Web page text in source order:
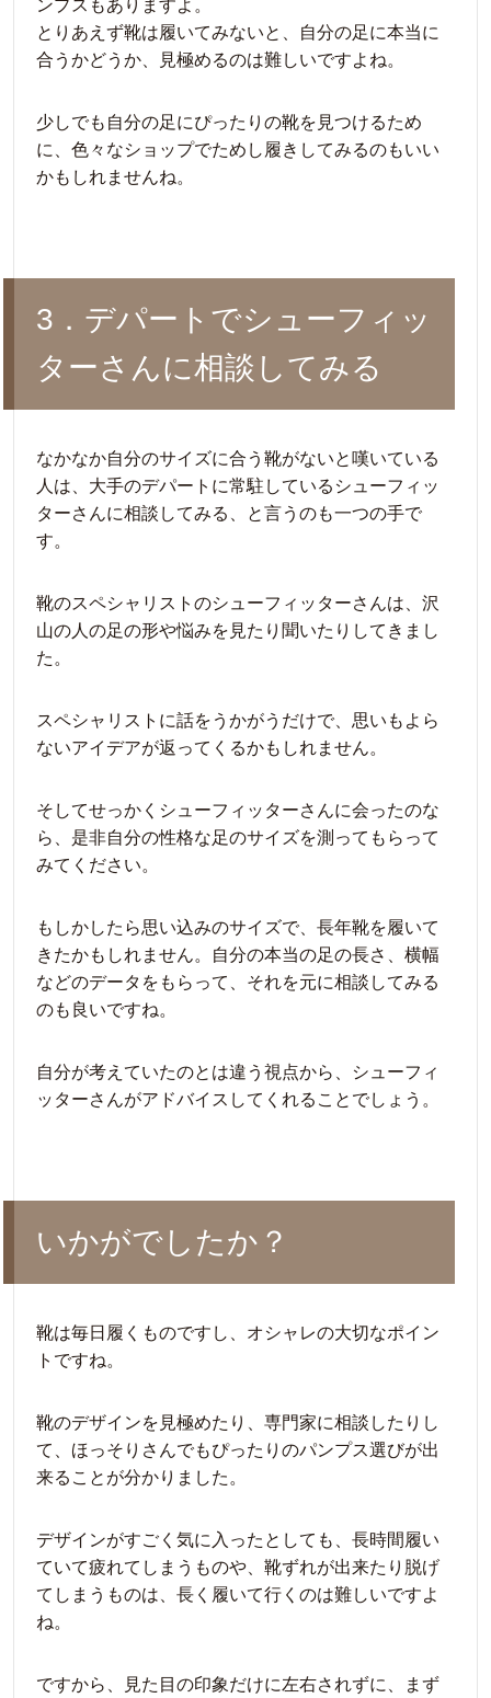
ンプスもありますよ。
とりあえず靴は履いてみないと、自分の足に本当に
合うかどうか、見極めるのは難しいですよね。
少しでも自分の足にぴったりの靴を見つけるため
に、色々なショップでためし履きしてみるのもいい
かもしれませんね。
3．デパートでシューフィッ
ターさんに相談してみる
なかなか自分のサイズに合う靴がないと嘆いている
人は、大手のデパートに常駐しているシューフィッ
ターさんに相談してみる、と言うのも一つの手で
す。
靴のスペシャリストのシューフィッターさんは、沢
山の人の足の形や悩みを見たり聞いたりしてきまし
た。
スペシャリストに話をうかがうだけで、思いもよら
ないアイデアが返ってくるかもしれません。
そしてせっかくシューフィッターさんに会ったのな
ら、是非自分の性格な足のサイズを測ってもらって
みてください。
もしかしたら思い込みのサイズで、長年靴を履いて
きたかもしれません。自分の本当の足の長さ、横幅
などのデータをもらって、それを元に相談してみる
のも良いですね。
自分が考えていたのとは違う視点から、シューフィ
ッターさんがアドバイスしてくれることでしょう。
いかがでしたか？
靴は毎日履くものですし、オシャレの大切なポイン
トですね。
靴のデザインを見極めたり、専門家に相談したりし
て、ほっそりさんでもぴったりのパンプス選びが出
来ることが分かりました。
デザインがすごく気に入ったとしても、長時間履い
ていて疲れてしまうものや、靴ずれが出来たり脱げ
てしまうものは、長く履いて行くのは難しいですよ
ね。
ですから、見た目の印象だけに左右されずに、まず